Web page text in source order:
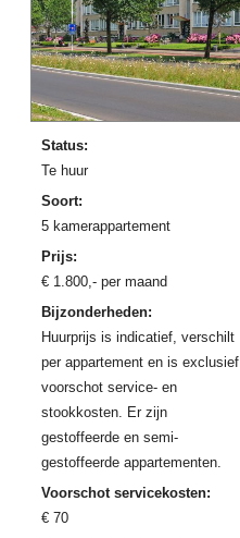
Status:
Te huur
Soort:
5 kamerappartement
Prijs:
€ 1.800 ,- per maand
Bijzonderheden:
Huurprijs is indicatief, verschilt
per appartement en is exclusief
voorschot service- en
stookkosten. Er zijn
gestoffeerde en semi-
gestoffeerde appartementen.
Voorschot servicekosten:
€ 70